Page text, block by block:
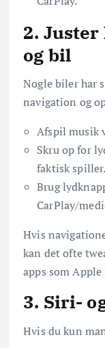
2. Juster
og bil
Nogle biler har
navigation og
Afspil musik
Skru op for
faktisk spiller.
Brug
CarPlay/
Hvis
kan det ofte
apps som
3. Siri-
Hvis du kun